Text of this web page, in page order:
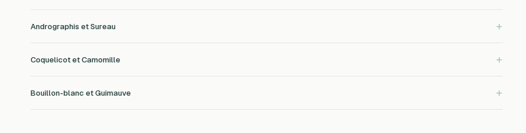
Andrographis et Sureau +
Coquelicot et Camomille +
Bouillon-blanc et Guimauve +